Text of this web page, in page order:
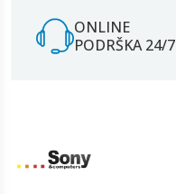
ONLINE
PODRŠKA 24/7